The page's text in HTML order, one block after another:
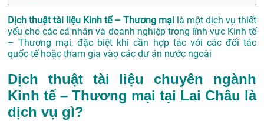
Dịch thuật tài liệu Kinh tế – Thương mại là một dịch vụ thiết
yếu cho các cá nhân và doanh nghiệp trong lĩnh vực Kinh tế
– Thương mại, đặc biệt khi cần hợp tác với các đối tác
quốc tế hoặc tham gia vào các dự án nước ngoài
Dịch thuật tài liệu chuyên ngành
Kinh tế – Thương mại tại Lai Châu là
dịch vụ gì?